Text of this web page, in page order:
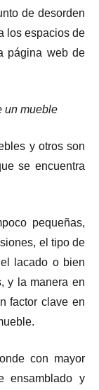
de desorden
los espacios de
página web de
un mueble
y otros son
se encuentra
pequeñas,
el tipo de
lacado o bien
y la manera en
factor clave en
con mayor
ensamblado y